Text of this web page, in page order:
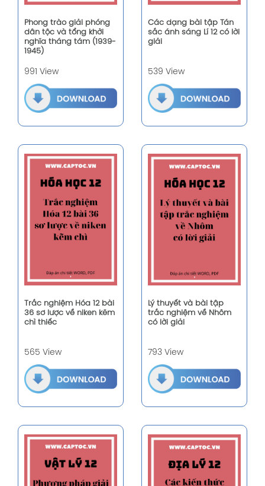
Phong trào giải phóng
dân tộc và tổng khởi
nghĩa tháng tám (1939-
1945)
991 View
Các dạng bài tập Tán
sắc ánh sáng Lí 12 có lời
giải
539 View
Trắc nghiệm Hóa 12 bài
36 sơ lược về niken kẽm
chì thiếc
565 View
Lý thuyết và bài tập
trắc nghiệm về Nhôm
có lời giải
793 View